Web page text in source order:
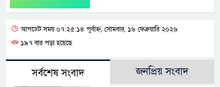
আপডেট সময় ০৭:২৫:১৪ পূর্বাহ্ন, সোমবার, ১৬ ফেব্রুয়ারি ২০২৬
১৯৭ বার পড়া হয়েছে
সর্বশেষ সংবাদ জনপ্রিয় সংবাদ